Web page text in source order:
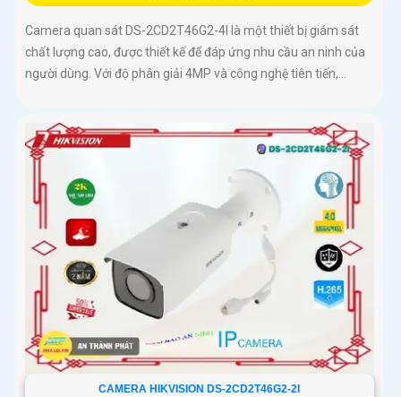
Camera quan sát DS-2CD2T46G2-4I là một thiết bị giám sát
chất lượng cao, được thiết kế để đáp ứng nhu cầu an ninh của
người dùng. Với độ phân giải 4MP và công nghệ tiên tiến,...
CAMERA HIKVISION DS-2CD2T46G2-2I